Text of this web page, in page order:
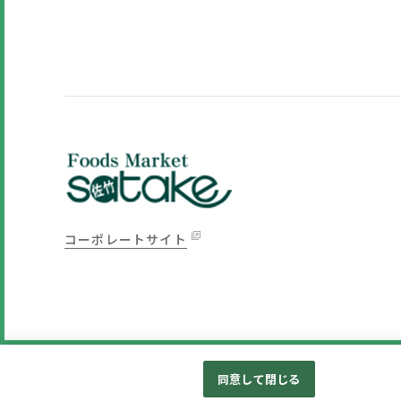
コーポレートサイト
同意して閉じる